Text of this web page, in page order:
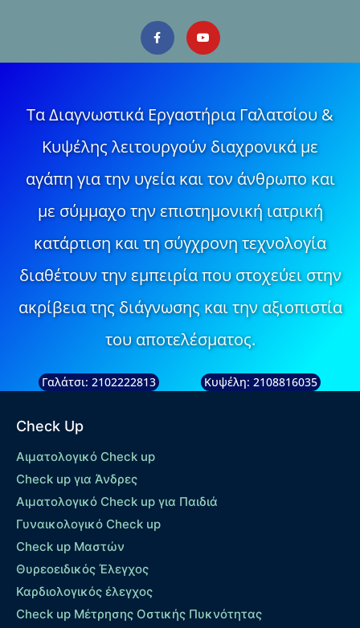
Τα Διαγνωστικά Εργαστήρια Γαλατσίου &
Κυψέλης λειτουργούν διαχρονικά με
αγάπη για την υγεία και τον άνθρωπο και
με σύμμαχο την επιστημονική ιατρική
κατάρτιση και τη σύγχρονη τεχνολογία
διαθέτουν την εμπειρία που στοχεύει στην
ακρίβεια της διάγνωσης και την αξιοπιστία
του αποτελέσματος.
Γαλάτσι: 2102222813 Κυψέλη: 2108816035
Check Up
Αιματολογικό Check up
Check up για Άνδρες
Αιματολογικό Check up για Παιδιά
Γυναικολογικό Check up
Check up Μαστών
Θυρεοειδικός Έλεγχος
Καρδιολογικός έλεγχος
Check up Mέτρησης Οστικής Πυκνότητας